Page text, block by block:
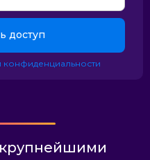
доступ
конфиденциальности